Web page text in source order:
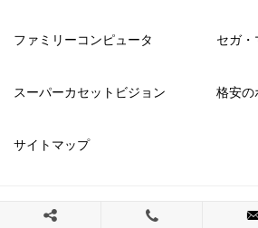
ファミリーコンピュータ セガ・
スーパーカセットビジョン 格安の
サイトマップ
© 2023 動画は無料でたのしまなきゃね♪